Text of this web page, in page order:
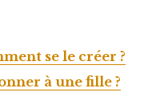
se le créer ?
à une fille ?